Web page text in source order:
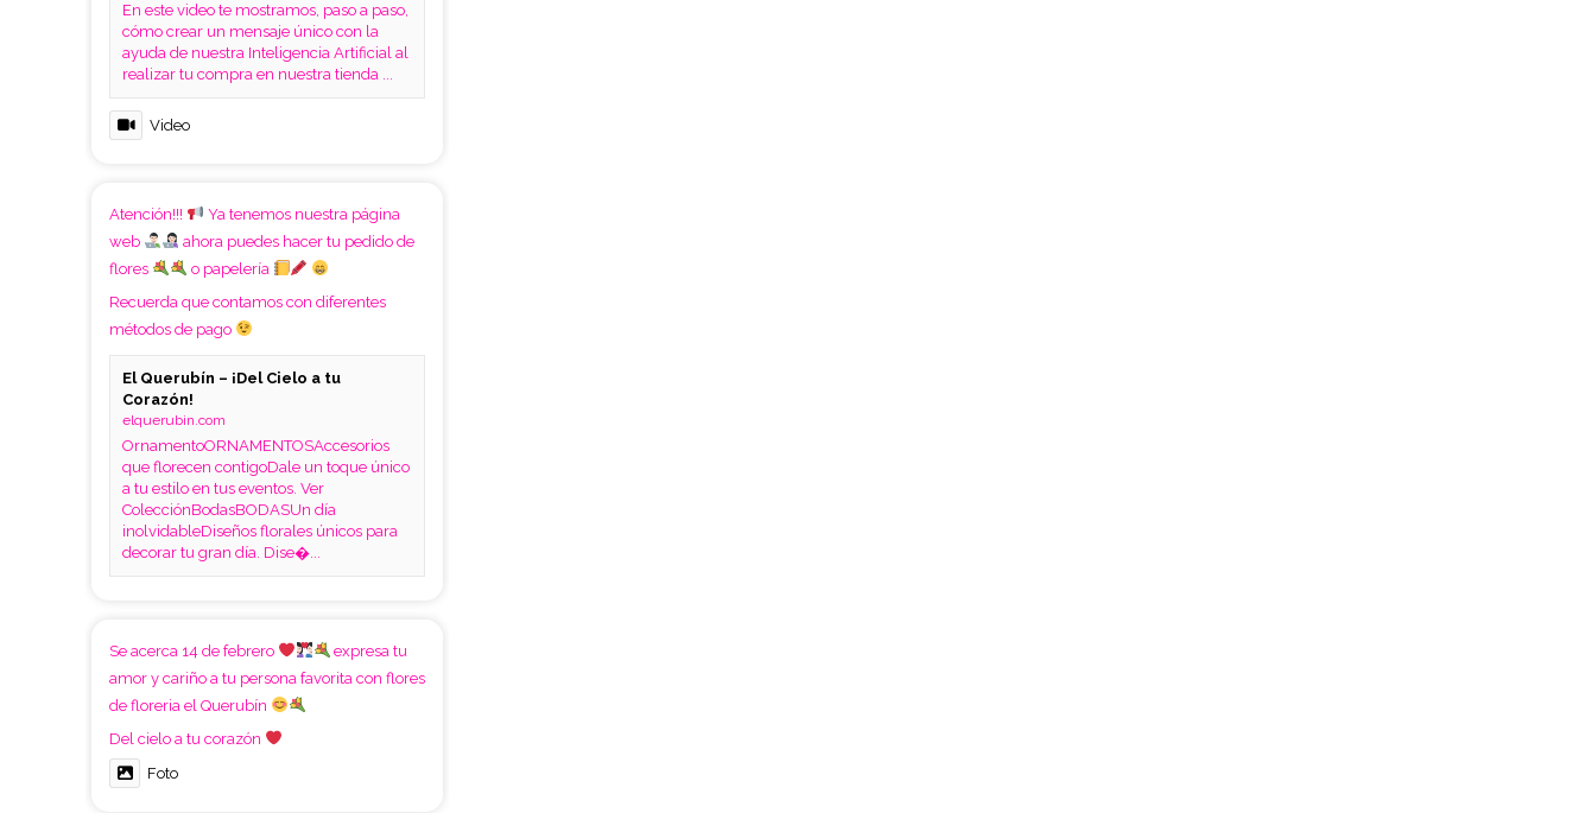
En este video te mostramos, paso a paso,
cómo crear un mensaje único con la
ayuda de nuestra Inteligencia Artificial al
realizar tu compra en nuestra tienda ...
Video
Atención!!!
Ya tenemos nuestra página
web
ahora puedes hacer tu pedido de
flores
o papelería
Recuerda que contamos con diferentes
métodos de pago
El Querubín – ¡Del Cielo a tu
Corazón!
elquerubin.com
OrnamentoORNAMENTOSAccesorios
que florecen contigoDale un toque único
a tu estilo en tus eventos. Ver
ColecciónBodasBODASUn día
inolvidableDiseños florales únicos para
decorar tu gran día. Dise�...
Se acerca 14 de febrero
expresa tu
amor y cariño a tu persona favorita con flores
de floreria el Querubín
Del cielo a tu corazón
Foto